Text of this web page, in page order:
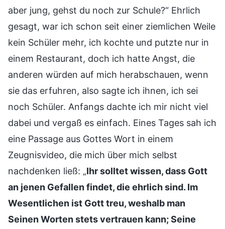
aber jung, gehst du noch zur Schule?“ Ehrlich
gesagt, war ich schon seit einer ziemlichen Weile
kein Schüler mehr, ich kochte und putzte nur in
einem Restaurant, doch ich hatte Angst, die
anderen würden auf mich herabschauen, wenn
sie das erfuhren, also sagte ich ihnen, ich sei
noch Schüler. Anfangs dachte ich mir nicht viel
dabei und vergaß es einfach. Eines Tages sah ich
eine Passage aus Gottes Wort in einem
Zeugnisvideo, die mich über mich selbst
nachdenken ließ: „Ihr solltet wissen, dass Gott
an jenen Gefallen findet, die ehrlich sind. Im
Wesentlichen ist Gott treu, weshalb man
Seinen Worten stets vertrauen kann; Seine